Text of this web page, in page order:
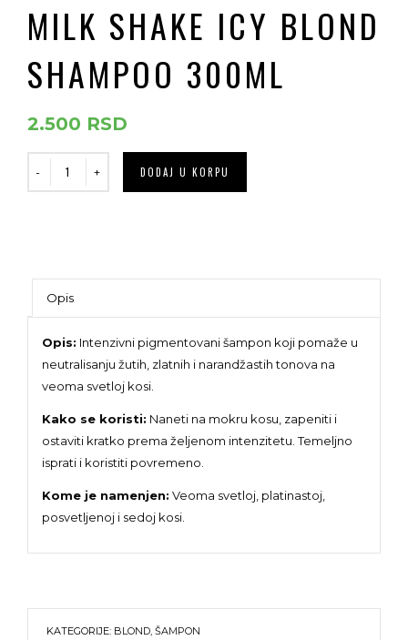
MILK SHAKE ICY BLOND
SHAMPOO 300ML
2.500 RSD
DODAJ U KORPU
Opis
Opis: Intenzivni pigmentovani šampon koji pomaže u
neutralisanju žutih, zlatnih i narandžastih tonova na
veoma svetloj kosi.
Kako se koristi: Naneti na mokru kosu, zapeniti i
ostaviti kratko prema željenom intenzitetu. Temeljno
isprati i koristiti povremeno.
Kome je namenjen: Veoma svetloj, platinastoj,
posvetljenoj i sedoj kosi.
KATEGORIJE: BLOND, ŠAMPON